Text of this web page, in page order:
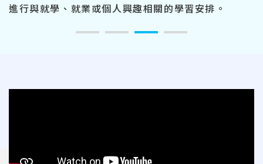
進行與就學、就業或個人興趣相關的學習安排。